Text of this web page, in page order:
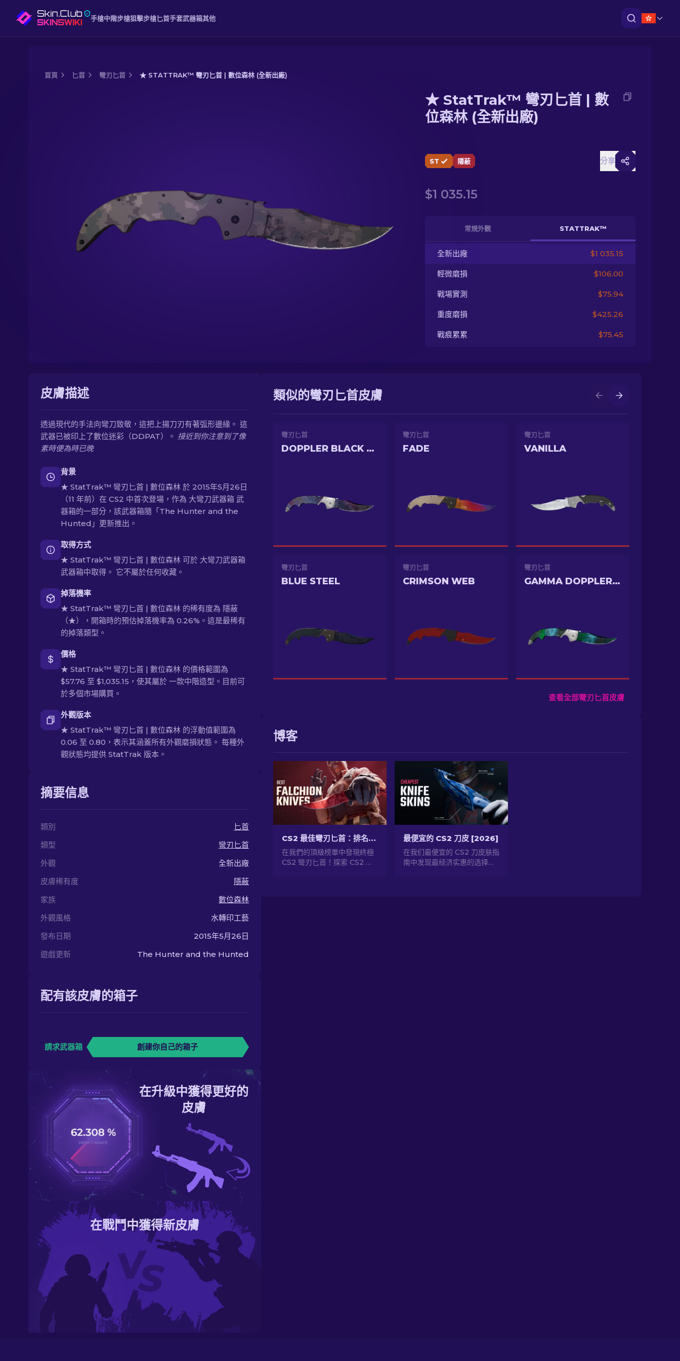
手槍中階步槍狙擊步槍 匕首手套武器箱其他
首頁 匕首 彎刃匕首 ★ STATTRAK™ 彎刃匕首 | 數位森林 (全新出廠)
★ StatTrak™ 彎刃匕首 | 數
位森林 (全新出廠)
ST 隱蔽 分享
$1 035.15
常規外觀 STATTRAK™
全新出廠 $1 035.15
輕微磨損 $106.00
戰場實測 $75.94
重度磨損 $425.26
戰痕累累 $75.45
皮膚描述
透過現代的手法向彎刀致敬，這把上揚刀刃有著弧形邊緣。 這
武器已被印上了數位迷彩（DDPAT）。 接近到你注意到了像
素時便為時已晚
背景
★ StatTrak™ 彎刃匕首 | 數位森林 於 2015年5月26日
（11 年前）在 CS2 中首次登場，作為 大彎刀武器箱 武
器箱的一部分，該武器箱隨「The Hunter and the
Hunted」更新推出。
取得方式
★ StatTrak™ 彎刃匕首 | 數位森林 可於 大彎刀武器箱
武器箱中取得。 它不屬於任何收藏。
掉落機率
★ StatTrak™ 彎刃匕首 | 數位森林 的稀有度為 隱蔽
（★），開箱時的預估掉落機率為 0.26%。這是最稀有
的掉落類型。
價格
★ StatTrak™ 彎刃匕首 | 數位森林 的價格範圍為
$57.76 至 $1,035.15，使其屬於 一款中階造型。目前可
於多個市場購買。
外觀版本
★ StatTrak™ 彎刃匕首 | 數位森林 的浮動值範圍為
0.06 至 0.80，表示其涵蓋所有外觀磨損狀態。 每種外
觀狀態均提供 StatTrak 版本。
摘要信息
類別
匕首
類型
彎刃匕首
外觀
全新出廠
皮膚稀有度
隱蔽
家族
數位森林
外觀風格
水轉印工藝
發布日期
2015年5月26日
遊戲更新
The Hunter and the Hunted
配有該皮膚的箱子
請求武器箱 創建你自己的箱子
在升級中獲得更好的
皮膚
在戰鬥中獲得新皮膚
類似的彎刃匕首皮膚
彎刃匕首
DOPPLER BLACK PEARL
彎刃匕首
FADE
彎刃匕首
VANILLA
彎刃匕首
BLUE STEEL
彎刃匕首
CRIMSON WEB
彎刃匕首
GAMMA DOPPLER PHASE 3
查看全部彎刃匕首皮膚
博客
CS2 最佳彎刃匕首：排名前 [2026]
在我們的頂級榜單中發現終極
CS2 彎刃匕首！探索 CS2 彎
最便宜的 CS2 刀皮 [2026]
在我们最便宜的 CS2 刀皮肤指
南中发现最经济实惠的选择，